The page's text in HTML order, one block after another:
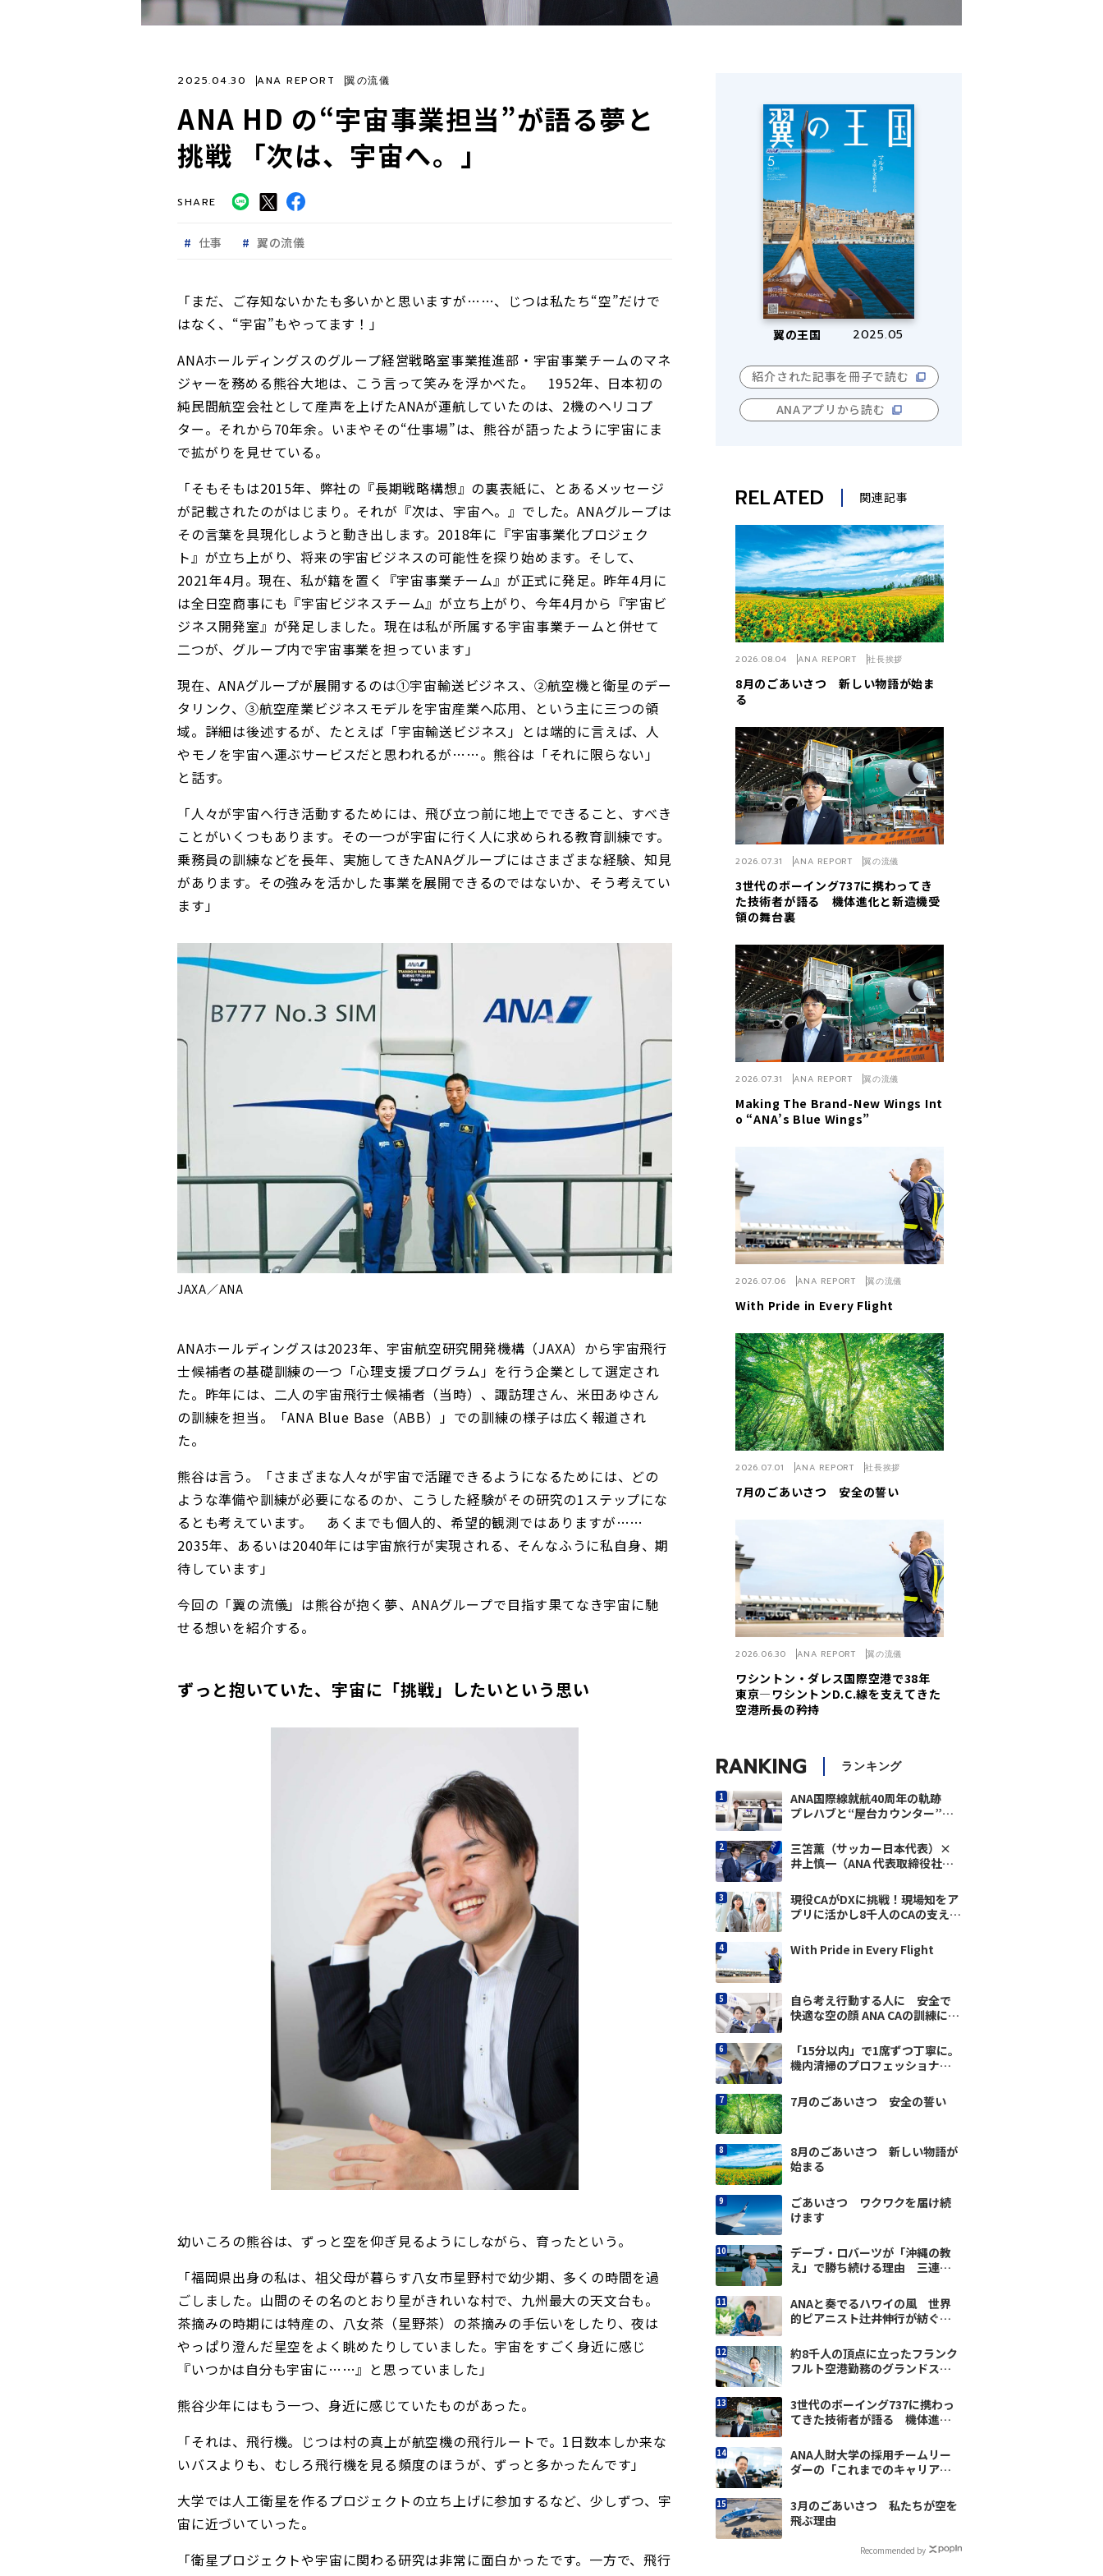
ANA HD の“宇宙事業担当”が語る夢と
挑戦 「次は、宇宙へ。」
2025.04.30 ANA REPORT 翼の流儀
SHARE
仕事 翼の流儀
「まだ、ご存知ないかたも多いかと思いますが……、じつは私たち“空”だけで
はなく、“宇宙”もやってます！」
ANAホールディングスのグループ経営戦略室事業推進部・宇宙事業チームのマネ
ジャーを務める熊谷大地は、こう言って笑みを浮かべた。 1952年、日本初の
純民間航空会社として産声を上げたANAが運航していたのは、2機のヘリコプ
ター。それから70年余。いまやその“仕事場”は、熊谷が語ったように宇宙にま
で拡がりを見せている。
「そもそもは2015年、弊社の『長期戦略構想』の裏表紙に、とあるメッセージ
が記載されたのがはじまり。それが『次は、宇宙へ。』でした。ANAグループは
その言葉を具現化しようと動き出します。2018年に『宇宙事業化プロジェク
ト』が立ち上がり、将来の宇宙ビジネスの可能性を探り始めます。そして、
2021年4月。現在、私が籍を置く『宇宙事業チーム』が正式に発足。昨年4月に
は全日空商事にも『宇宙ビジネスチーム』が立ち上がり、今年4月から『宇宙ビ
ジネス開発室』が発足しました。現在は私が所属する宇宙事業チームと併せて
二つが、グループ内で宇宙事業を担っています」
現在、ANAグループが展開するのは①宇宙輸送ビジネス、②航空機と衛星のデー
タリンク、③航空産業ビジネスモデルを宇宙産業へ応用、という主に三つの領
域。詳細は後述するが、たとえば「宇宙輸送ビジネス」とは端的に言えば、人
やモノを宇宙へ運ぶサービスだと思われるが……。熊谷は「それに限らない」
と話す。
「人々が宇宙へ行き活動するためには、飛び立つ前に地上でできること、すべき
ことがいくつもあります。その一つが宇宙に行く人に求められる教育訓練です。
乗務員の訓練などを長年、実施してきたANAグループにはさまざまな経験、知見
があります。その強みを活かした事業を展開できるのではないか、そう考えてい
ます」
JAXA／ANA
ANAホールディングスは2023年、宇宙航空研究開発機構（JAXA）から宇宙飛行
士候補者の基礎訓練の一つ「心理支援プログラム」を行う企業として選定され
た。昨年には、二人の宇宙飛行士候補者（当時）、諏訪理さん、米田あゆさん
の訓練を担当。「ANA Blue Base（ABB）」での訓練の様子は広く報道され
た。
熊谷は言う。「さまざまな人々が宇宙で活躍できるようになるためには、どの
ような準備や訓練が必要になるのか、こうした経験がその研究の1ステップにな
るとも考えています。 あくまでも個人的、希望的観測ではありますが……
2035年、あるいは2040年には宇宙旅行が実現される、そんなふうに私自身、期
待しています」
今回の「翼の流儀」は熊谷が抱く夢――、ANAグループで目指す果てなき宇宙に馳
せる想いを紹介する。
ずっと抱いていた、宇宙に「挑戦」したいという思い
幼いころの熊谷は、ずっと空を仰ぎ見るようにしながら、育ったという。
「福岡県出身の私は、祖父母が暮らす八女市星野村で幼少期、多くの時間を過
ごしました。山間のその名のとおり星がきれいな村で、九州最大の天文台も。
茶摘みの時期には特産の、八女茶（星野茶）の茶摘みの手伝いをしたり、夜は
やっぱり澄んだ星空をよく眺めたりしていました。宇宙をすごく身近に感じ
『いつかは自分も宇宙に……』と思っていました」
熊谷少年にはもう一つ、身近に感じていたものがあった。
「それは、飛行機。じつは村の真上が航空機の飛行ルートで。1日数本しか来な
いバスよりも、むしろ飛行機を見る頻度のほうが、ずっと多かったんです」
大学では人工衛星を作るプロジェクトの立ち上げに参加するなど、少しずつ、宇
宙に近づいていった。
「衛星プロジェクトや宇宙に関わる研究は非常に面白かったです。一方で、飛行
翼の王国 2025.05
紹介された記事を冊子で読む
ANAアプリから読む
RELATED 関連記事
8月のごあいさつ 新しい物語が始ま
る
2026.08.04 ANA REPORT 社長挨拶
3世代のボーイング737に携わってき
た技術者が語る 機体進化と新造機受
領の舞台裏
2026.07.31 ANA REPORT 翼の流儀
Making The Brand-New Wings Int
o “ANA’s Blue Wings”
2026.07.31 ANA REPORT 翼の流儀
With Pride in Every Flight
2026.07.06 ANA REPORT 翼の流儀
7月のごあいさつ 安全の誓い
2026.07.01 ANA REPORT 社長挨拶
ワシントン・ダレス国際空港で38年
東京―ワシントンD.C.線を支えてきた
空港所長の矜持
2026.06.30 ANA REPORT 翼の流儀
RANKING ランキング
ANA国際線就航40周年の軌跡
プレハブと“屋台カウンター”か
三笘薫（サッカー日本代表）×
井上慎一（ANA 代表取締役社
毎日が、ワクワクの未来を作る
現役CAがDXに挑戦！現場知をア
プリに活かし8千人のCAの支えに
With Pride in Every Flight
自ら考え行動する人に 安全で
快適な空の顔 ANA CAの訓練に迫
「15分以内」で1席ずつ丁寧に。
機内清掃のプロフェッショナル
7月のごあいさつ 安全の誓い
8月のごあいさつ 新しい物語が
始まる
ごあいさつ ワクワクを届け続
けます
デーブ・ロバーツが「沖縄の教
え」で勝ち続ける理由 三連覇
ANAと奏でるハワイの風 世界
的ピアニスト辻井伸行が紡ぐ音
約8千人の頂点に立ったフランク
フルト空港勤務のグランドス
3世代のボーイング737に携わっ
てきた技術者が語る 機体進化
ANA人財大学の採用チームリー
ダーの「これまでのキャリア」
3月のごあいさつ 私たちが空を
飛ぶ理由
Recommended by